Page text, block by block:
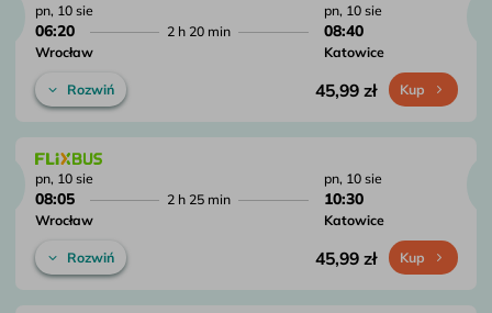
pn, 10 sie
06:20
2 h 20 min
Wrocław
pn, 10 sie
08:40
Katowice
Rozwiń 45,99 zł Kup
pn, 10 sie
08:05
2 h 25 min
Wrocław
pn, 10 sie
10:30
Katowice
Rozwiń 45,99 zł Kup